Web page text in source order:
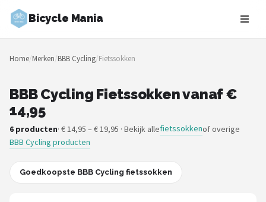
Bicycle Mania
Zoeken
NAVIGATIE
Merken
Blog
Fietsroutes
Home/Merken/BBB Cycling/Fietssokken
BBB Cycling Fietssokken vanaf €
14,95
6 producten· € 14,95 – € 19,95 · Bekijk allefietssokkenof overige
BBB Cycling producten
Goedkoopste BBB Cycling fietssokken